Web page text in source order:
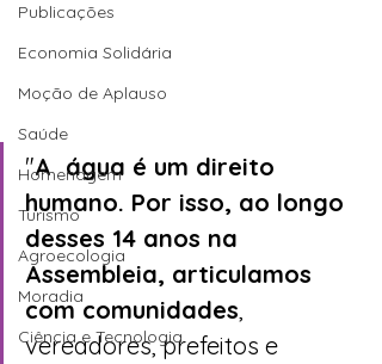
Publicações
Economia Solidária
Moção de Aplauso
Saúde
Homenagem
Turismo
Agroecologia
Moradia
Ciência e Tecnologia
"A  água é um direito
humano. Por isso, ao longo
desses 14 anos na
Assembleia, articulamos
com comunidades
vereadores, prefeitos e